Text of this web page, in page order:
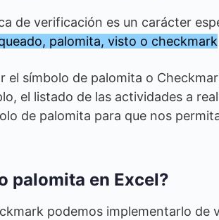
de verificación es un carácter
palomita, visto o checkmark
el símbolo de palomita o
el listado de las actividades a
de palomita para que nos
palomita en Excel?
podemos implementarlo de